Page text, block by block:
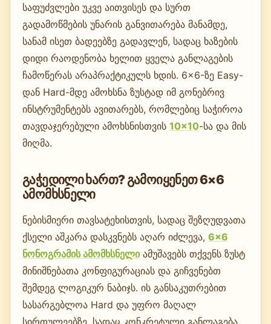
საფუძვლები უკვე აითვისეს და სურთ
გადამოწმების უნარის განვითარება მანამდე,
სანამ ისეთ ბადეებზე გადავლენ, სადაც ხაზების
დიდი რაოდენობა ხელით ყველა განლაგების
ჩამოწერას არაპრაქტიკულს ხდის. 6×6-ზე Easy-
დან Hard-მდე ამოხსნა ზუსტად იმ გონებრივ
ინსტრუმენტებს ავითარებს, რომლებიც საჭიროა
თავდაჯერებული ამოხსნისთვის 10×10-სა და მის
მიღმა.
გაჭედილი ხართ? გამოიყენეთ 6×6
ამომხსნელი
ნებისმიერი თავსატეხისთვის, სადაც შეზღუდვათა
ქსელი აშკარა დასკვნებს აღარ იძლევა, 6×6
ნონოგრამის ამომხსნელიამუშავებს თქვენს ზუსტ
მინიშნებათა კონფიგურაციას და გიჩვენებთ
შემდეგ ლოგიკურ ნაბიჯს. ის განსაკუთრებით
სასარგებლოა Hard და უფრო მაღალ